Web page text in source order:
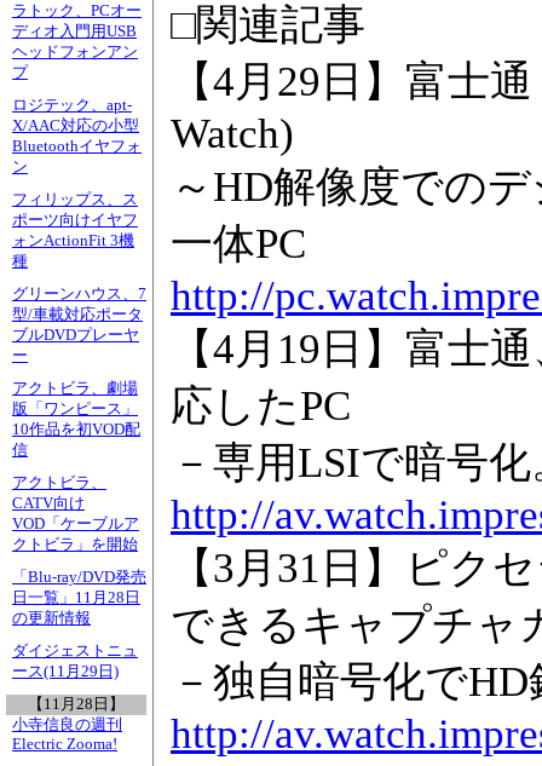
ラトック、PCオー
ディオ入門用USB
ヘッドフォンアン
プ
ロジテック、apt-
X/AAC対応の小型
Bluetoothイヤフォ
ン
フィリップス、ス
ポーツ向けイヤフ
ォンActionFit 3機
種
グリーンハウス、7
型/車載対応ポータ
ブルDVDプレーヤ
ー
アクトビラ、劇場
版「ワンピース」
10作品を初VOD配
信
アクトビラ、
CATV向け
VOD「ケーブルア
クトビラ」を開始
「Blu-ray/DVD発売
日一覧」11月28日
の更新情報
ダイジェストニュ
ース(11月29日)
【11月28日】
小寺信良の週刊
Electric Zooma!
□関連記事
【4月29日】富士
Watch)
～HD解像度での
一体PC
http://
【4月19日】富士
応したPC
－専用LSIで暗号
http://
【3月31日】ピク
できるキャプチャ
－独自暗号化で
http://